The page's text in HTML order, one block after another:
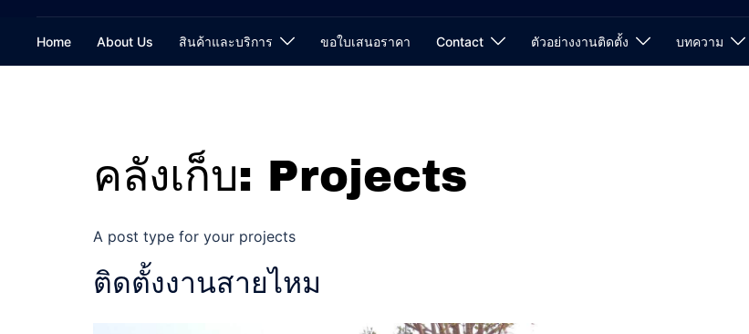
Home About Us สินค้าและบริการ ขอใบเสนอราคา Contact ตัวอย่างงานติดตั้ง บทความ
คลังเก็บ: Projects
A post type for your projects
ติดตั้งงานสายไหม